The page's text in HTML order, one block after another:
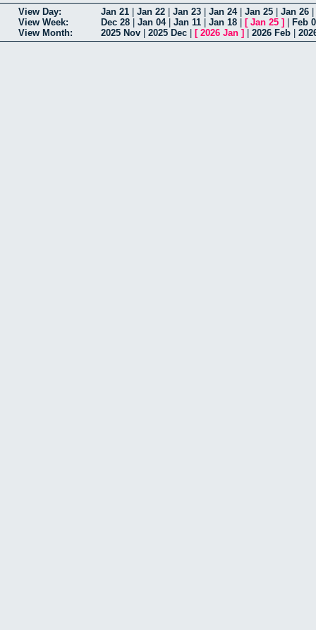
View Day: Jan 21 Jan 22 Jan 23 Jan 24| Jan 25 Jan 26
View Week:
Dec 28 Jan 04| Jan 11 Jan 18 [ Jan 25 ]
Feb
View Month:
2025 Nov 2025 Dec [ 2026 Jan ] 2026 Feb